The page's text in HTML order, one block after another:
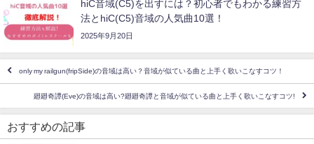
hiC音域(C5)を出すには？初心者でもわかる練習方
法とhiC(C5)音域の人気曲10選！
2025年9月20日
only my railgun(fripSide)の音域は高い？音域が似ている曲と上手く歌いこなすコツ！
廻廻奇譚(Eve)の音域は高い?廻廻奇譚と音域が似ている曲と上手く歌いこなすコツ!
おすすめの記事